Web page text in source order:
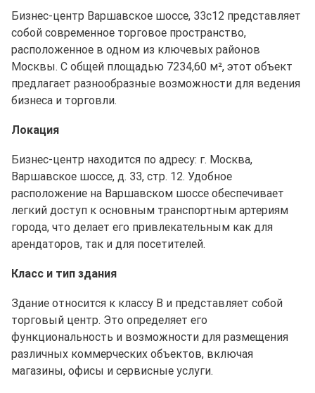
Бизнес-центр Варшавское шоссе, 33с12 представляет
собой современное торговое пространство,
расположенное в одном из ключевых районов
Москвы. С общей площадью 7234,60 м², этот объект
предлагает разнообразные возможности для ведения
бизнеса и торговли.
Локация
Бизнес-центр находится по адресу: г. Москва,
Варшавское шоссе, д. 33, стр. 12. Удобное
расположение на Варшавском шоссе обеспечивает
легкий доступ к основным транспортным артериям
города, что делает его привлекательным как для
арендаторов, так и для посетителей.
Класс и тип здания
Здание относится к классу B и представляет собой
торговый центр. Это определяет его
функциональность и возможности для размещения
различных коммерческих объектов, включая
магазины, офисы и сервисные услуги.